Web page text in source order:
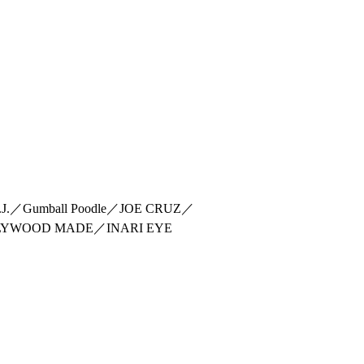
Gumball Poodle／JOE CRUZ／
MADE／INARI EYE